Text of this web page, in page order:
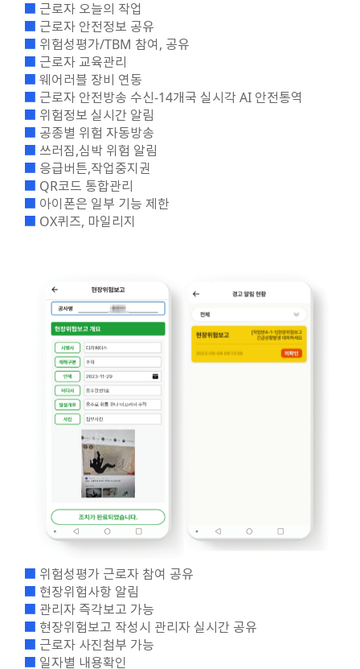
■ 근로자 오늘의 작업
■ 근로자 안전정보 공유
■ 위험성평가/TBM 참여, 공유
■ 근로자 교육관리
■ 웨어러블 장비 연동
■ 근로자 안전방송 수신-14개국 실시각 AI 안전통역
■ 위험정보 실시간 알림
■ 공종별 위험 자동방송
■ 쓰러짐,심박 위험 알림
■ 응급버튼,작업중지권
■ QR코드 통합관리
■ 아이폰은 일부 기능 제한
■ OX퀴즈, 마일리지
■ 위험성평가 근로자 참여 공유
■ 현장위험사항 알림
■ 관리자 즉각보고 가능
■ 현장위험보고 작성시 관리자 실시간 공유
■ 근로자 사진첨부 가능
■ 일자별 내용확인